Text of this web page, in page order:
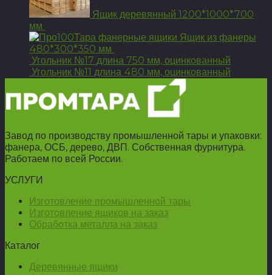
Ящик деревянный 1200*1000*700
мм
Ящик из фанеры
480*300*350 мм
Угольник №17 длина 750 мм, оцинкованный
Угольник №11 длина 480 мм, оцинкованный
Завод по производству промышленной тары и упаковки:
фанера, ОСБ, дерево, ДВП. Собственная фурнитура.
Работаем по всей России.
УСЛУГИ
Изготовление промышленной тары
Изготовление ящиков на заказ
Обработка металла на заказ
Каталог
Деревянные ящики